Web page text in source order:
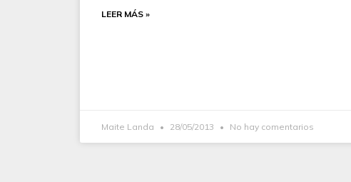
LEER MÁS »
Maite Landa 28/05/2013 No hay comentarios